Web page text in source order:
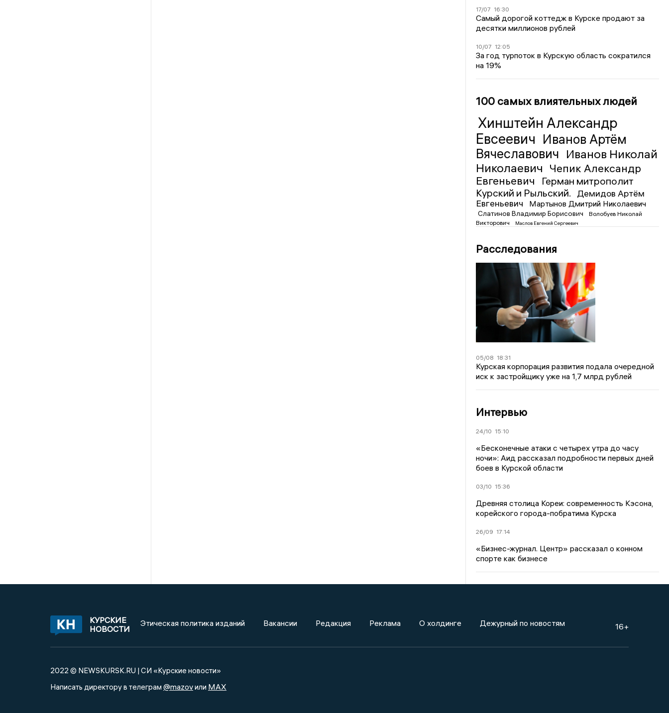
17/07 16:30
Самый дорогой коттедж в Курске продают за
десятки миллионов рублей
10/07 12:05
За год турпоток в Курскую область сократился
на 19%
100 самых влиятельных людей
Хинштейн Александр
Евсеевич Иванов Артём
Вячеславович Иванов Николай
Николаевич Чепик Александр
Евгеньевич
Герман митрополит
Курский и Рыльский.
Демидов Артём
Евгеньевич
Мартынов Дмитрий Николаевич
Слатинов Владимир Борисович
Волобуев Николай
Викторович
Маслов Евгений Сергеевич
Расследования
05/08 18:31
Курская корпорация развития подала очередной
иск к застройщику уже на 1,7 млрд рублей
Интервью
24/10 15:10
«Бесконечные атаки с четырех утра до часу
ночи»: Аид рассказал подробности первых дней
боев в Курской области
03/10 15:36
Древняя столица Кореи: современность Кэсона,
корейского города-побратима Курска
26/09 17:14
«Бизнес-журнал. Центр» рассказал о конном
спорте как бизнесе
КУРСКИЕ
НОВОСТИ
Этическая политика изданий Вакансии Редакция Реклама О холдинге Дежурный по новостям 16+
2022 © NEWSKURSK.RU | СИ «Курские новости»
Написать директору в телеграм @mazovили MAX